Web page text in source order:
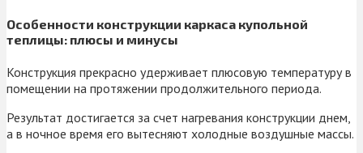
Особенности конструкции каркаса купольной
теплицы: плюсы и минусы
Конструкция прекрасно удерживает плюсовую температуру в
помещении на протяжении продолжительного периода.
Результат достигается за счет нагревания конструкции днем,
а в ночное время его вытесняют холодные воздушные массы.